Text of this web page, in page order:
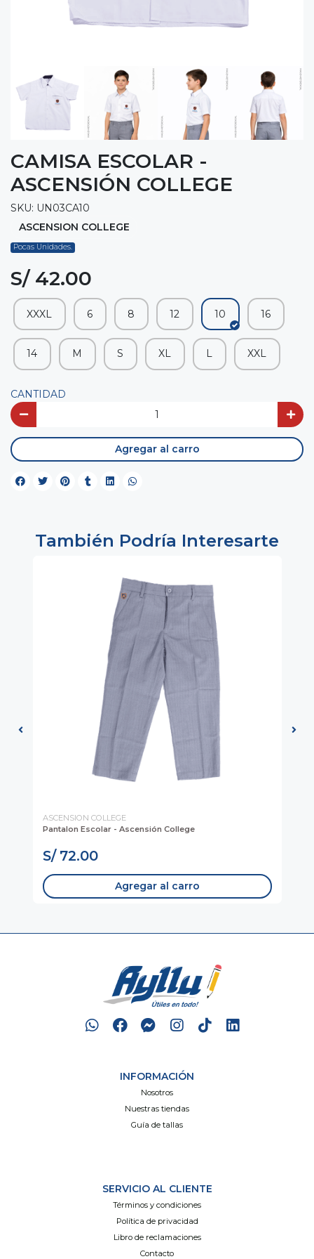
CAMISA ESCOLAR -
ASCENSIÓN COLLEGE
SKU: UN03CA10
ASCENSION COLLEGE
Pocas Unidades.
S/ 42.00
XXXL 6 8 12 10 16
14 M S XL L XXL
CANTIDAD
Agregar al carro
También Podría Interesarte
ASCENSION COLLEGE
Pantalon Escolar - Ascensión College
S/ 72.00
Agregar al carro
INFORMACIÓN
Nosotros
Nuestras tiendas
Guía de tallas
SERVICIO AL CLIENTE
Términos y condiciones
Política de privacidad
Libro de reclamaciones
Contacto